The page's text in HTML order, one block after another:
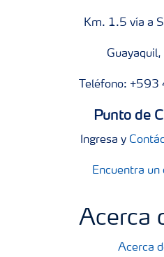
Km. 1.5 vía a
Guayaquil,
Teléfono:
Punto de
Ingresa y
Encuentra
Acerca
Acerca